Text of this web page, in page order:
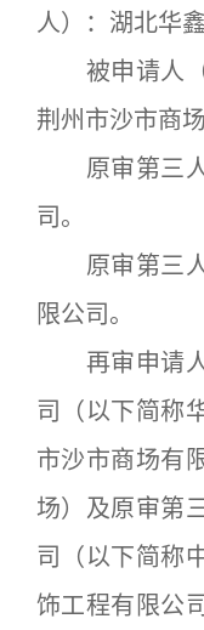
人）：湖北华
被申请人（
荆州市沙市商
原审第三人
司。
原审第三人
限公司。
再审申请人
司（以下简称
市沙市商场有
场）及原审第
司（以下简称
饰工程有限公